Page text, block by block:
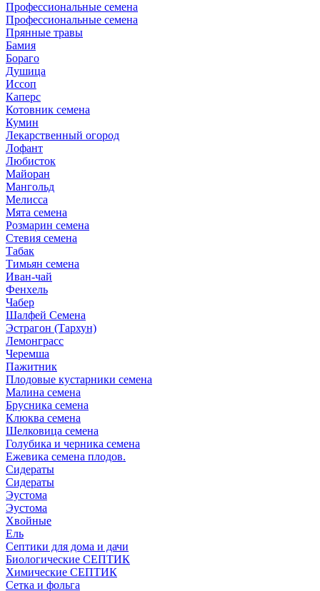
Профессиональные семена
Профессиональные семена
Прянные травы
Бамия
Бораго
Душица
Иссоп
Каперс
Котовник семена
Кумин
Лекарственный огород
Лофант
Любисток
Майоран
Мангольд
Мелисса
Мята семена
Розмарин семена
Стевия семена
Табак
Тимьян семена
Иван-чай
Фенхель
Чабер
Шалфей Семена
Эстрагон (Тархун)
Лемонграсс
Черемша
Пажитник
Плодовые кустарники семена
Малина семена
Брусника семена
Клюква семена
Шелковица семена
Голубика и черника семена
Ежевика семена плодов.
Сидераты
Сидераты
Эустома
Эустома
Хвойные
Ель
Септики для дома и дачи
Биологические СЕПТИК
Химические СЕПТИК
Сетка и фольга